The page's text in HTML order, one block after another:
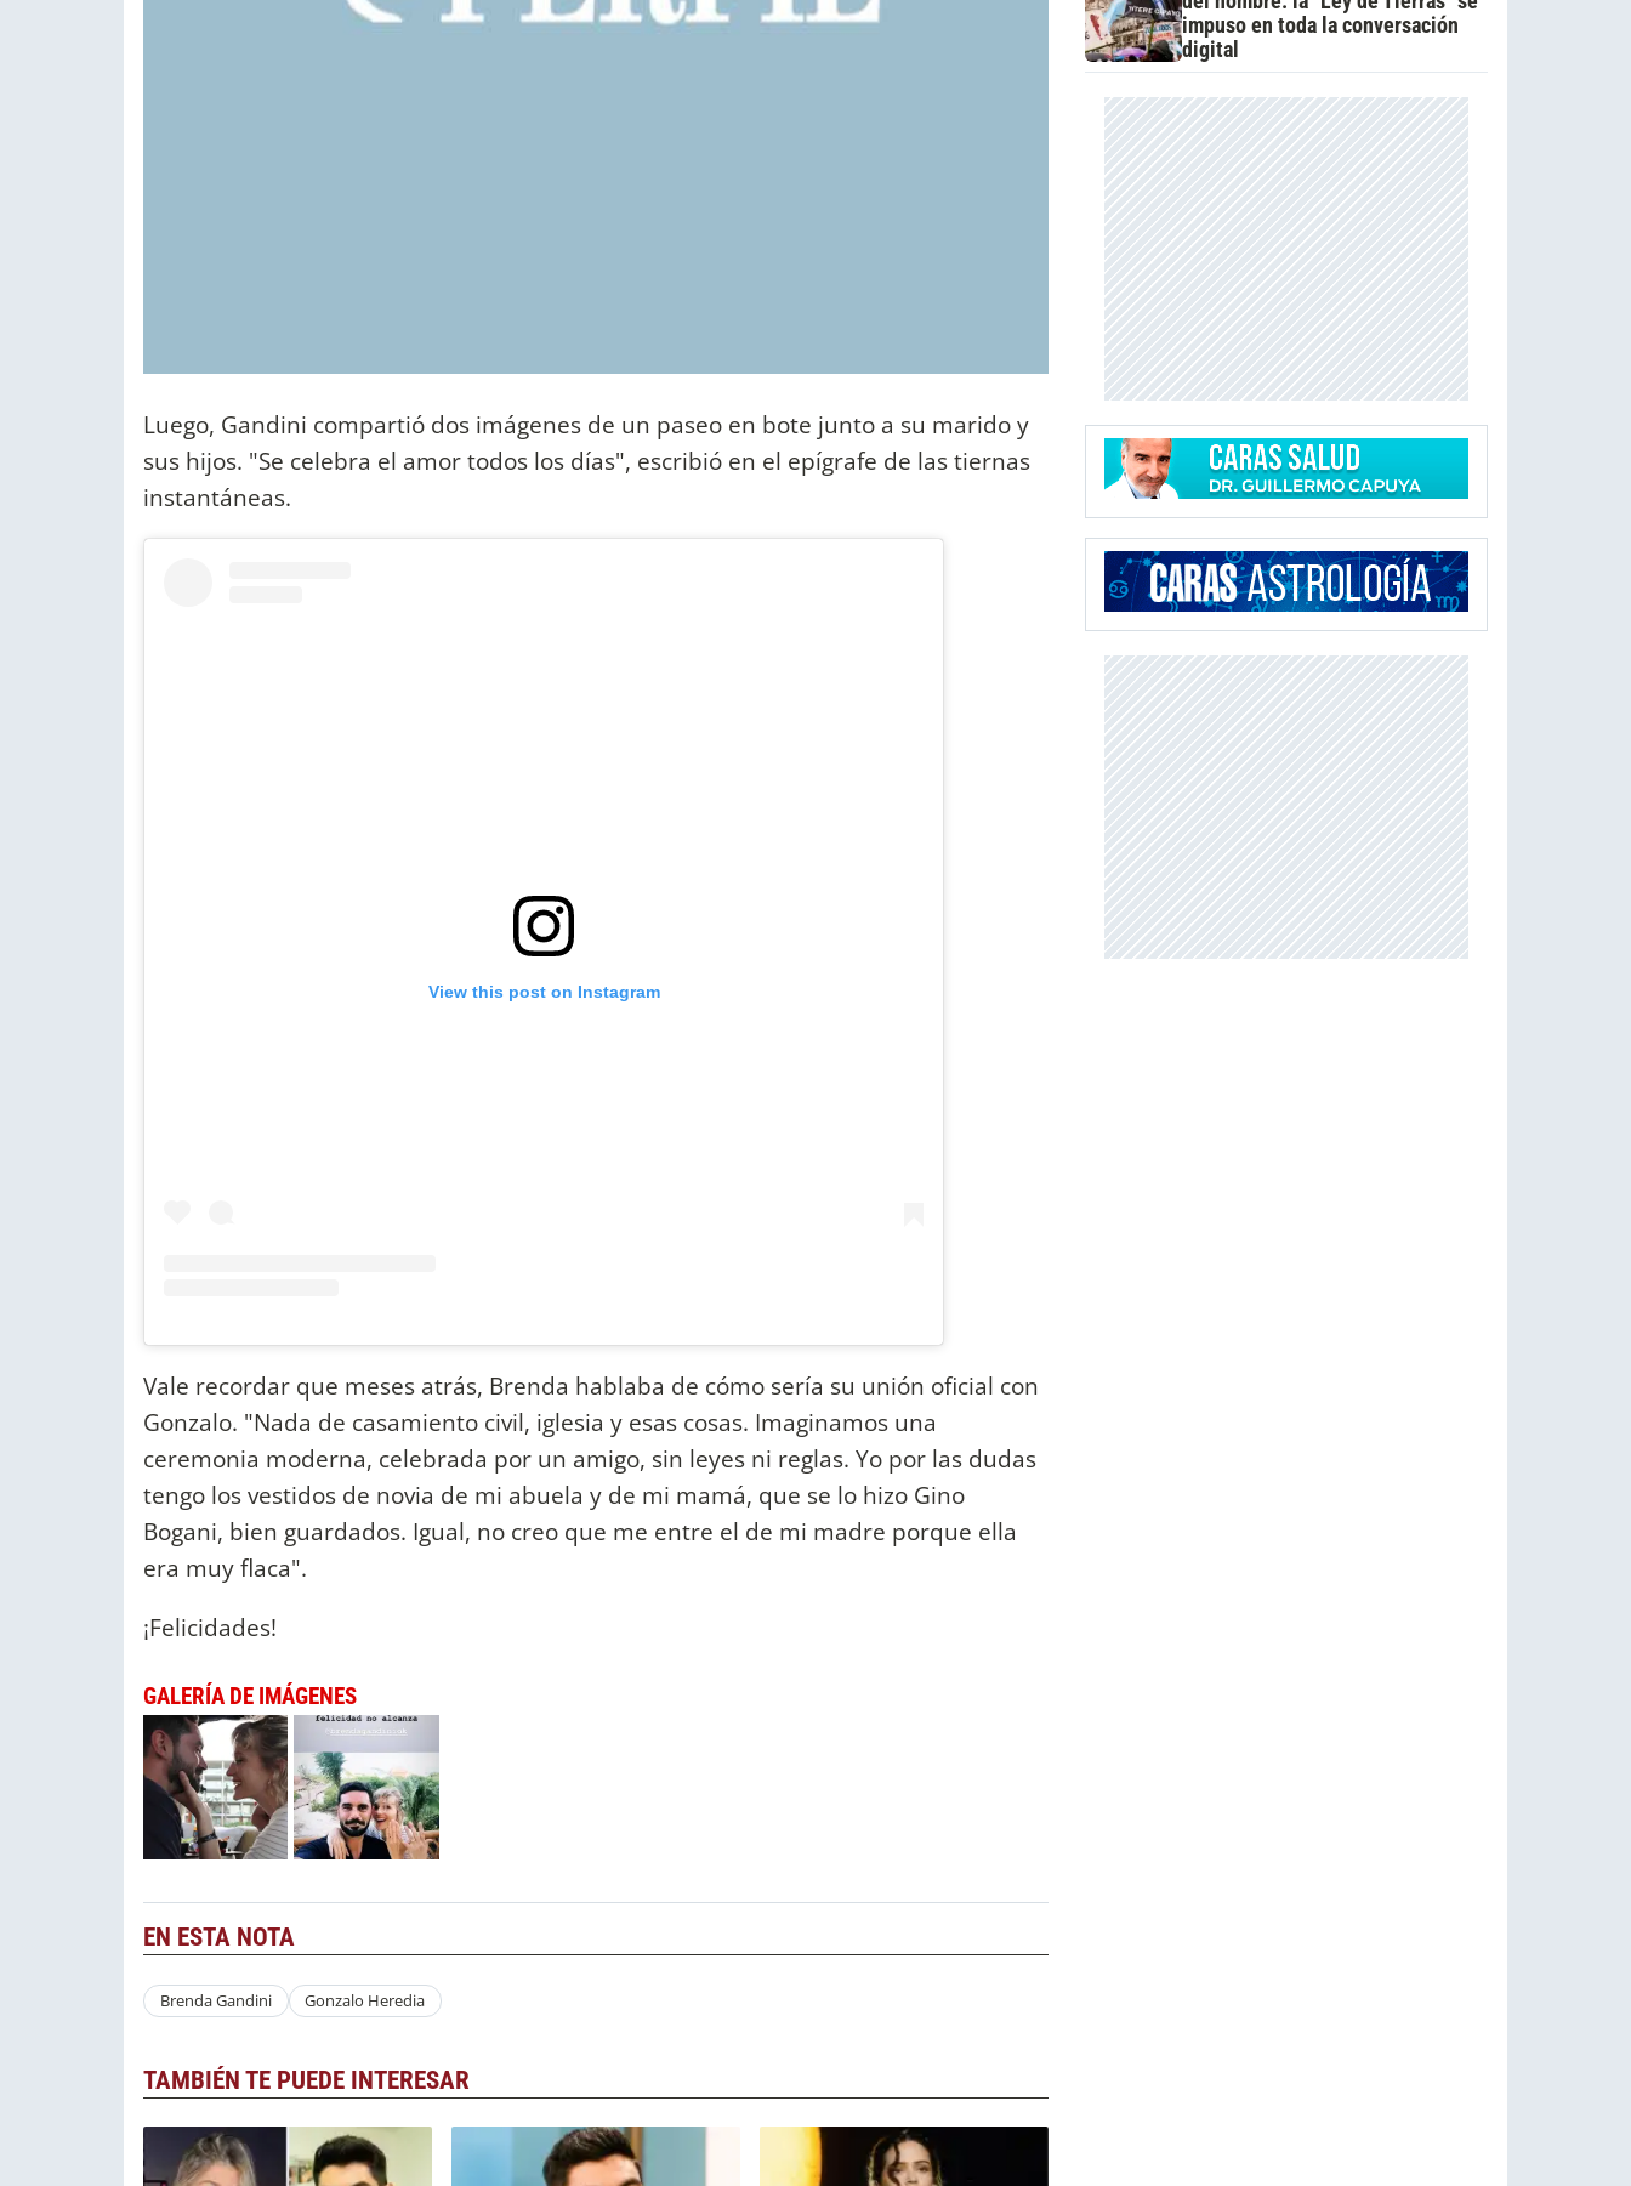
Luego, Gandini compartió dos imágenes de un paseo en bote junto a su marido y
sus hijos. "Se celebra el amor todos los días", escribió en el epígrafe de las tiernas
instantáneas.
View this post on Instagram
Vale recordar que meses atrás, Brenda hablaba de cómo sería su unión oficial con
Gonzalo. "Nada de casamiento civil, iglesia y esas cosas. Imaginamos una
ceremonia moderna, celebrada por un amigo, sin leyes ni reglas. Yo por las dudas
tengo los vestidos de novia de mi abuela y de mi mamá, que se lo hizo Gino
Bogani, bien guardados. Igual, no creo que me entre el de mi madre porque ella
era muy flaca".
¡Felicidades!
GALERÍA DE IMÁGENES
EN ESTA NOTA
Brenda Gandini Gonzalo Heredia
TAMBIÉN TE PUEDE INTERESAR
impuso en toda la conversación
digital